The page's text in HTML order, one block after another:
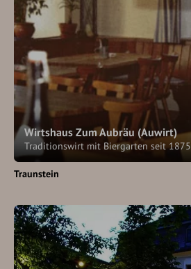
Wirtshaus Zum Aubräu (Auwirt)
Traditionswirt mit Biergarten seit 1875
Traunstein